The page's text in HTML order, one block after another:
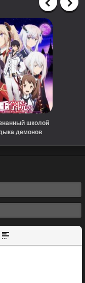
школой
демонов
цитатыспойлера